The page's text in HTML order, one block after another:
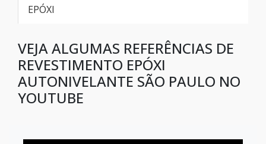
Fornecedor de impregnantes
Comprar impregnantes
Comprar impregnantes em sp
EPÓXI
VEJA ALGUMAS REFERÊNCIAS DE
REVESTIMENTO EPÓXI
AUTONIVELANTE SÃO PAULO NO
YOUTUBE